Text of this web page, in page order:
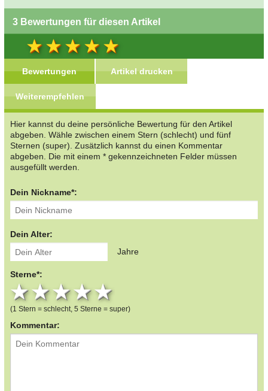
3 Bewertungen für diesen Artikel
Bewertungen Artikel drucken
Weiterempfehlen
Hier kannst du deine persönliche Bewertung für den Artikel
abgeben. Wähle zwischen einem Stern (schlecht) und fünf
Sternen (super). Zusätzlich kannst du einen Kommentar
abgeben. Die mit einem * gekennzeichneten Felder müssen
ausgefüllt werden.
Dein Nickname*:
Dein Alter:
Jahre
Sterne*:
4 stars
3 stars
2 stars
1 star
(1 Stern = schlecht, 5 Sterne = super)
Kommentar: